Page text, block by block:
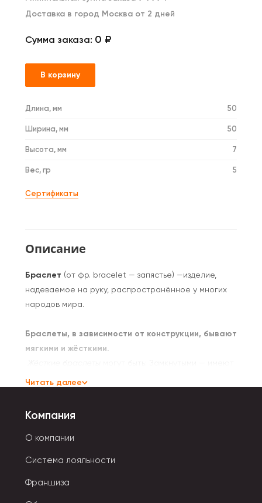
Доставка в город Москва от 2 дней
Сумма заказа: 0 ₽
В корзину
Длина, мм 50
Ширина, мм 50
Высота, мм 7
Вес, гр 5
Сертификаты
Описание
Браслет (от фр. bracelet — запястье) —изделие,
надеваемое на руку, распространённое у многих
народов мира.
Браслеты, в зависимости от конструкции, бывают
мягкими и жёсткими.
форму неразъемного кольца.
стороны скреплены шарниром, а с другой
соединяются замком.
Глидерный браслетсостоит из звеньев (глидеров) с
шарнирным или пружинящим соединением.
Читать далее
Компания
О компании
Система лояльности
Франшиза